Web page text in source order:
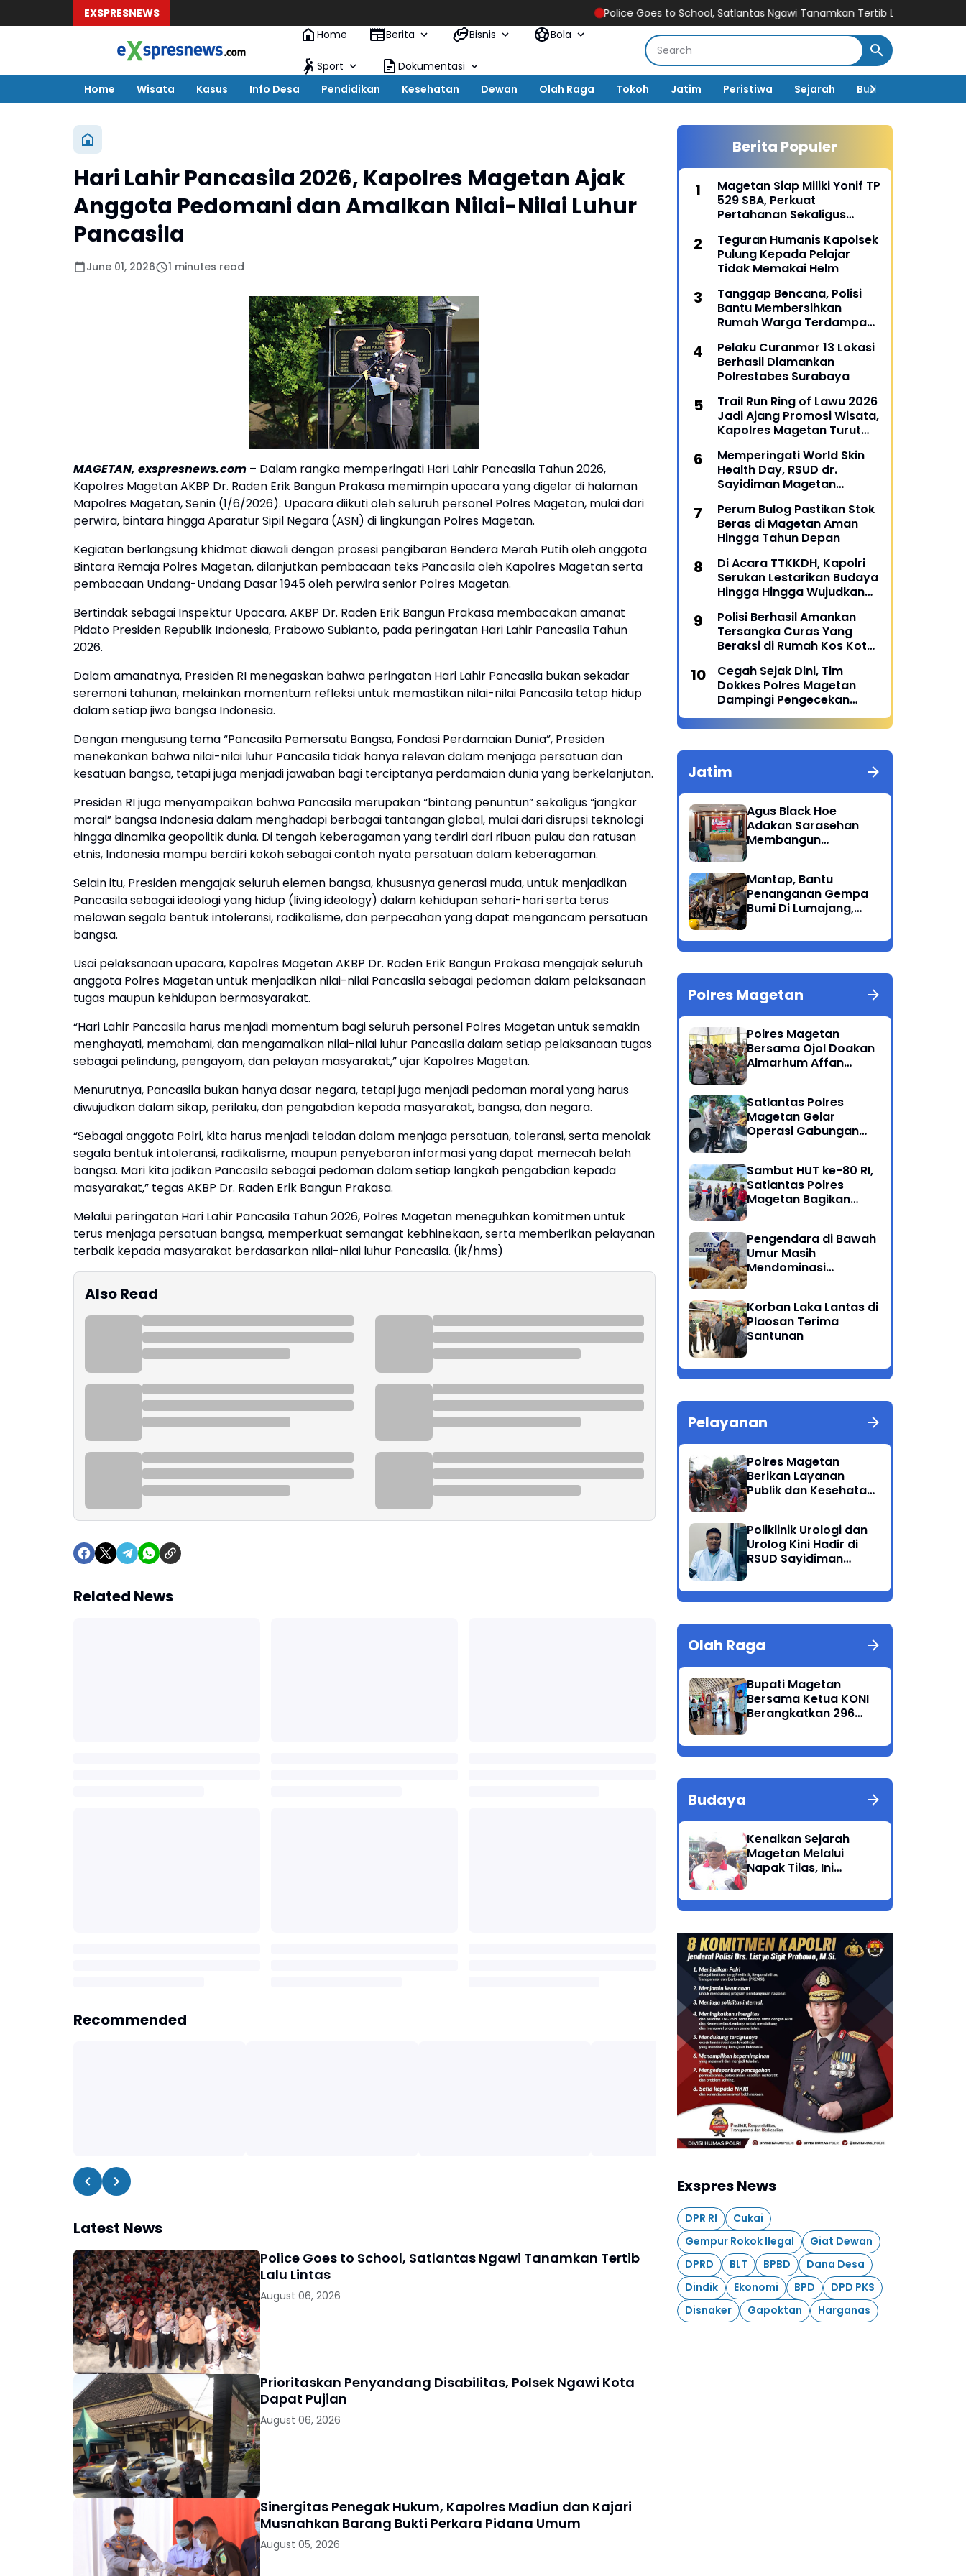
EXSPRESNEWS Police Goes to School, Satlantas Ngawi Tanamkan Tertib Lalu Lintas
Prioritaskan
Home
Berita Bisnis Bola
Sport
Dokumentasi
Home
Wisata Kasus Info Desa Pendidikan Kesehatan Dewan Olah Raga Tokoh Jatim Peristiwa Sejarah Budaya
Hari Lahir Pancasila 2026, Kapolres Magetan Ajak
Anggota Pedomani dan Amalkan Nilai-Nilai Luhur
Pancasila
June 01, 2026 1 minutes read
MAGETAN, exspresnews.com – Dalam rangka memperingati Hari Lahir Pancasila Tahun 2026,
Kapolres Magetan AKBP Dr. Raden Erik Bangun Prakasa memimpin upacara yang digelar di halaman
Mapolres Magetan, Senin (1/6/2026). Upacara diikuti oleh seluruh personel Polres Magetan, mulai dari
perwira, bintara hingga Aparatur Sipil Negara (ASN) di lingkungan Polres Magetan.
Kegiatan berlangsung khidmat diawali dengan prosesi pengibaran Bendera Merah Putih oleh anggota
Bintara Remaja Polres Magetan, dilanjutkan pembacaan teks Pancasila oleh Kapolres Magetan serta
pembacaan Undang-Undang Dasar 1945 oleh perwira senior Polres Magetan.
Bertindak sebagai Inspektur Upacara, AKBP Dr. Raden Erik Bangun Prakasa membacakan amanat
Pidato Presiden Republik Indonesia, Prabowo Subianto, pada peringatan Hari Lahir Pancasila Tahun
2026.
Dalam amanatnya, Presiden RI menegaskan bahwa peringatan Hari Lahir Pancasila bukan sekadar
seremoni tahunan, melainkan momentum refleksi untuk memastikan nilai-nilai Pancasila tetap hidup
dalam setiap jiwa bangsa Indonesia.
Dengan mengusung tema “Pancasila Pemersatu Bangsa, Fondasi Perdamaian Dunia”, Presiden
menekankan bahwa nilai-nilai luhur Pancasila tidak hanya relevan dalam menjaga persatuan dan
kesatuan bangsa, tetapi juga menjadi jawaban bagi terciptanya perdamaian dunia yang berkelanjutan.
Presiden RI juga menyampaikan bahwa Pancasila merupakan “bintang penuntun” sekaligus “jangkar
moral” bangsa Indonesia dalam menghadapi berbagai tantangan global, mulai dari disrupsi teknologi
hingga dinamika geopolitik dunia. Di tengah keberagaman yang terdiri dari ribuan pulau dan ratusan
etnis, Indonesia mampu berdiri kokoh sebagai contoh nyata persatuan dalam keberagaman.
Selain itu, Presiden mengajak seluruh elemen bangsa, khususnya generasi muda, untuk menjadikan
Pancasila sebagai ideologi yang hidup (living ideology) dalam kehidupan sehari-hari serta terus
melawan segala bentuk intoleransi, radikalisme, dan perpecahan yang dapat mengancam persatuan
bangsa.
Usai pelaksanaan upacara, Kapolres Magetan AKBP Dr. Raden Erik Bangun Prakasa mengajak seluruh
anggota Polres Magetan untuk menjadikan nilai-nilai Pancasila sebagai pedoman dalam pelaksanaan
tugas maupun kehidupan bermasyarakat.
“Hari Lahir Pancasila harus menjadi momentum bagi seluruh personel Polres Magetan untuk semakin
menghayati, memahami, dan mengamalkan nilai-nilai luhur Pancasila dalam setiap pelaksanaan tugas
sebagai pelindung, pengayom, dan pelayan masyarakat,” ujar Kapolres Magetan.
Menurutnya, Pancasila bukan hanya dasar negara, tetapi juga menjadi pedoman moral yang harus
diwujudkan dalam sikap, perilaku, dan pengabdian kepada masyarakat, bangsa, dan negara.
“Sebagai anggota Polri, kita harus menjadi teladan dalam menjaga persatuan, toleransi, serta menolak
segala bentuk intoleransi, radikalisme, maupun penyebaran informasi yang dapat memecah belah
bangsa. Mari kita jadikan Pancasila sebagai pedoman dalam setiap langkah pengabdian kepada
masyarakat,” tegas AKBP Dr. Raden Erik Bangun Prakasa.
Melalui peringatan Hari Lahir Pancasila Tahun 2026, Polres Magetan meneguhkan komitmen untuk
terus menjaga persatuan bangsa, memperkuat semangat kebhinekaan, serta memberikan pelayanan
terbaik kepada masyarakat berdasarkan nilai-nilai luhur Pancasila. (ik/hms)
Also Read
Related News
Recommended
Latest News
Police Goes to School, Satlantas Ngawi Tanamkan Tertib
Lalu Lintas
August 06, 2026
Prioritaskan Penyandang Disabilitas, Polsek Ngawi Kota
Dapat Pujian
August 06, 2026
Sinergitas Penegak Hukum, Kapolres Madiun dan Kajari
Musnahkan Barang Bukti Perkara Pidana Umum
August 05, 2026
Berita Populer
Magetan Siap Miliki Yonif TP
529 SBA, Perkuat
Pertahanan Sekaligus
Daerah
Teguran Humanis Kapolsek
Pulung Kepada Pelajar
Tidak Memakai Helm
Tanggap Bencana, Polisi
Bantu Membersihkan
Rumah Warga Terdampak
Pelaku Curanmor 13 Lokasi
Berhasil Diamankan
Polrestabes Surabaya
Trail Run Ring of Lawu 2026
Jadi Ajang Promosi Wisata,
Kapolres Magetan Turut
Memperingati World Skin
Health Day, RSUD dr.
Sayidiman Magetan
'Bahaya Kosmetik Online'
Perum Bulog Pastikan Stok
Beras di Magetan Aman
Hingga Tahun Depan
Di Acara TTKKDH, Kapolri
Serukan Lestarikan Budaya
Hingga Hingga Wujudkan
Polisi Berhasil Amankan
Tersangka Curas Yang
Beraksi di Rumah Kos Kota
Cegah Sejak Dini, Tim
Dokkes Polres Magetan
Dampingi Pengecekan
Menu Sehat MBG di SPPG
Polres Magetan 2 Di Poncol
Jatim
Agus Black Hoe
Adakan Sarasehan
Membangun
Dikalangan
Masyarakat Magetan
Mantap, Bantu
Penanganan Gempa
Bumi Di Lumajang,
berikan bantuan
Polres Magetan
Polres Magetan
Bersama Ojol Doakan
Almarhum Affan
Rasa di Jakarta
Satlantas Polres
Magetan Gelar
Operasi Gabungan
Sambut HUT ke-80 RI,
Satlantas Polres
Magetan Bagikan
Pengendara di Bawah
Umur Masih
Mendominasi
Korban Laka Lantas di
Plaosan Terima
Santunan
Pelayanan
Polres Magetan
Berikan Layanan
Publik dan Kesehatan
Poliklinik Urologi dan
Urolog Kini Hadir di
RSUD Sayidiman
Olah Raga
Bupati Magetan
Bersama Ketua KONI
Berangkatkan 296
Jatim 2025
Budaya
Kenalkan Sejarah
Magetan Melalui
Napak Tilas, Ini
Kadis Dikpora.
Exspres News
DPR RI
Cukai
Gempur Rokok Ilegal
Giat Dewan
DPRD
BLT BPBD
Dana Desa
Dindik
Ekonomi BPD
DPD PKS
Disnaker
Gapoktan Harganas